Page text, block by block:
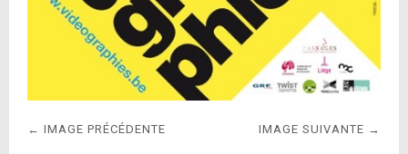
← IMAGE PRÉCÉDENTE IMAGE SUIVANTE →